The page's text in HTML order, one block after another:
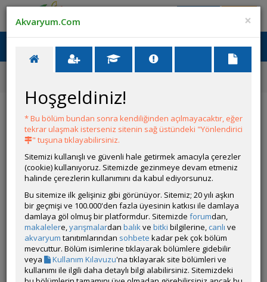
Ana Menü
Akvaryum Tanıtımı
Tanganyika : Amatör Dokunuş
YANIT YAZ Git
1Balikci
Çevrim Dışı
Özel Üye
Gönderim Zamanı:14 Ekim 2024 19:23
Yazar: umitopall
Merhabalar, kurulumunuz çok güzel gözüküyor hayırlı olsun
Kum ve kayaları nereden temin ettiniz acaba benimde
×
Akvaryum.Com
Hoşgeldiniz!
* Bu bölüm bundan sonra kendiliğinden açılmayacaktır, eğer
tekrar ulaşmak isterseniz sitenin sağ üstündeki "Yönlendirici
" tuşuna tıklayabilirsiniz.
Sitemizi kullanışlı ve güvenli hale getirmek amacıyla çerezler
(cookie) kullanıyoruz. Sitemizde gezinmeye devam etmeniz
halinde çerezlerin kullanımını da kabul ediyorsunuz.
Bu sitemize ilk gelişiniz gibi görünüyor. Sitemiz; 20 yılı aşkın
bir geçmişi ve 100.000'den fazla üyesinin katkısı ile damlaya
damlaya göl olmuş bir platformdur. Sitemizde forumdan,
makalelere,yarışmalardan balıkve bitki bilgilerine, canlı ve
akvaryum tanıtımlarından sohbete kadar pek çok bölüm
mevcuttur. Bölüm isimlerine tıklayarak bölümlere gidebilir
veya
Kullanım Kılavuzu'na tıklayarak site bölümleri ve
kullanımı ile ilgili daha detaylı bilgi alabilirsiniz. Sitemizdeki